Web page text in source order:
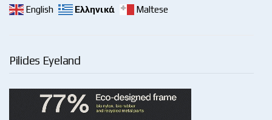
English Ελληνικά Maltese
Pilides Eyeland